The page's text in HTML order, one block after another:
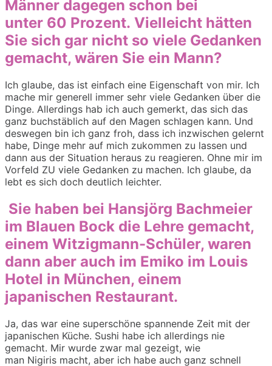
Männer dagegen schon bei
unter 60 Prozent. Vielleicht hätten
Sie sich gar nicht so viele Gedanken
gemacht, wären Sie ein Mann?
Ich glaube, das ist einfach eine Eigenschaft von mir. Ich
mache mir generell immer sehr viele Gedanken über die
Dinge. Allerdings hab ich auch gemerkt, das sich das
ganz buchstäblich auf den Magen schlagen kann. Und
deswegen bin ich ganz froh, dass ich inzwischen gelernt
habe, Dinge mehr auf mich zukommen zu lassen und
dann aus der Situation heraus zu reagieren. Ohne mir im
Vorfeld ZU viele Gedanken zu machen. Ich glaube, da
lebt es sich doch deutlich leichter.
Sie haben bei Hansjörg Bachmeier
im Blauen Bock die Lehre gemacht,
einem Witzigmann-Schüler, waren
dann aber auch im Emiko im Louis
Hotel in München, einem
japanischen Restaurant.
Ja, das war eine superschöne spannende Zeit mit der
japanischen Küche. Sushi habe ich allerdings nie
gemacht. Mir wurde zwar mal gezeigt, wie
man Nigiris macht, aber ich habe auch ganz schnell